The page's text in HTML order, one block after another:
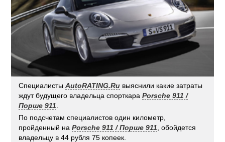
СпециалистыAutoRATING.Ru выяснили какие затраты
ждут будущего владельца спорткараPorsche 911 /
Порше 911
По подсчетам специалистов один километр,
пройденный наPorsche 911 / Порше 911 , обойдется
владельцу в 44 рубля 75 копеек.